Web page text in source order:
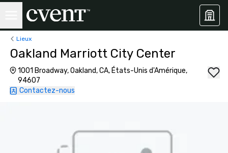
Lieux
Oakland Marriott City Center
1001 Broadway, Oakland, CA, États-Unis d'Amérique,
94607
Contactez-nous